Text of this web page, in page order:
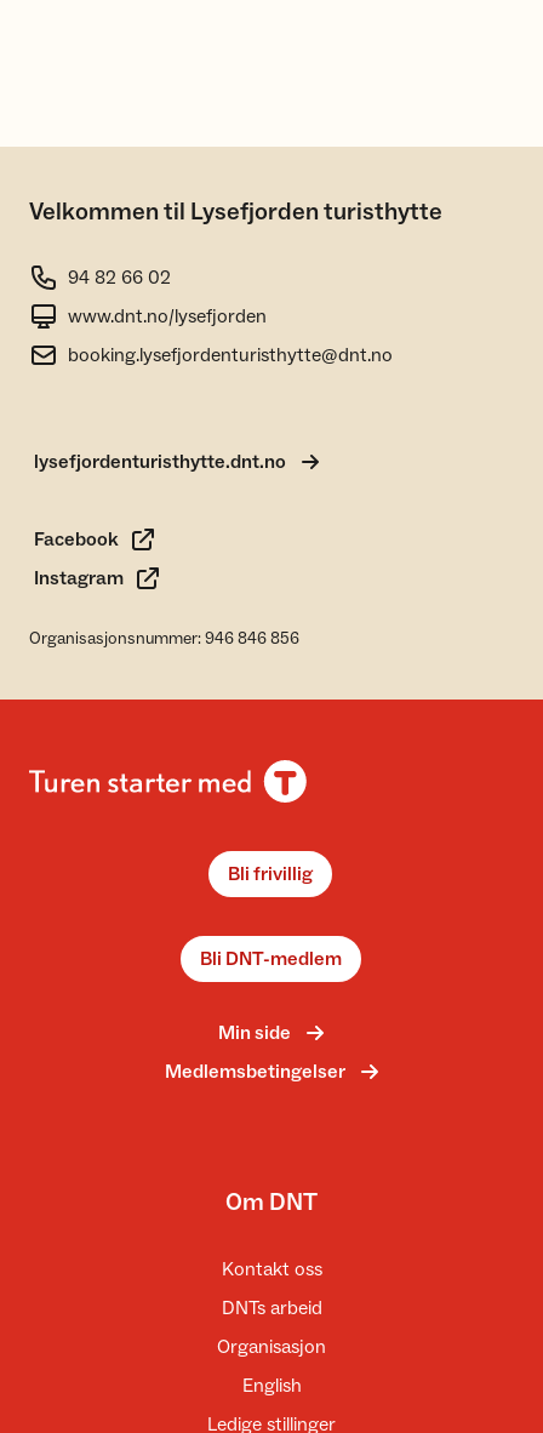
Velkommen til Lysefjorden turisthytte
94 82 66 02
www.dnt.no/lysefjorden
booking.lysefjordenturisthytte@dnt.no
lysefjordenturisthytte.dnt.no
Facebook
Instagram
Organisasjonsnummer: 946 846 856
Bli frivillig
Bli DNT-medlem
Min side
Medlemsbetingelser
Om DNT
Kontakt oss
DNTs arbeid
Organisasjon
English
Ledige stillinger